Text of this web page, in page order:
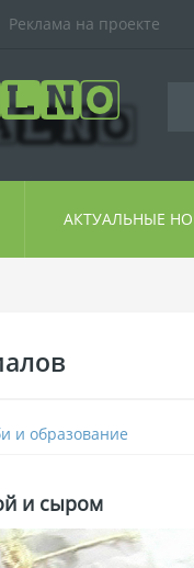
Реклама на проекте
АКТУАЛЬНЫЕ
и образование
и сыром